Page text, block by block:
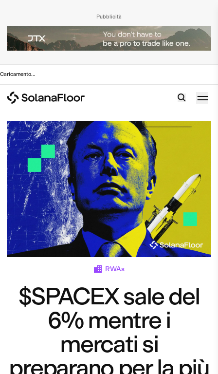
Pubblicità
Caricamento...
RWAs
$SPACEX sale del
6% mentre i
mercati si
preparano per la più